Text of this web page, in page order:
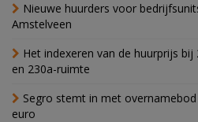
Nieuwe huurders voor
Amstelveen
Het indexeren van de huurprijs bij
en 230a-ruimte
Segro stemt in met
euro